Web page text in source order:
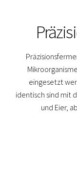
eingesetzt
identisch sind mit
und Eier,